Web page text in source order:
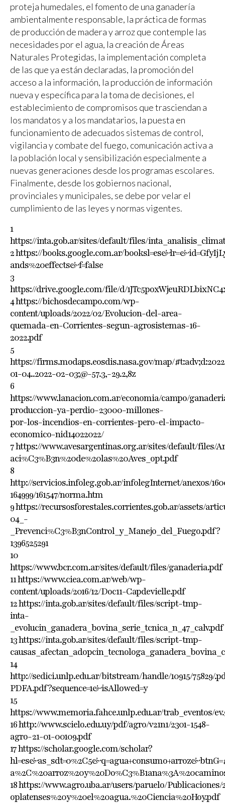
proteja humedales, el fomento de una ganadería
ambientalmente responsable, la práctica de formas
de producción de madera y arroz que contemple las
necesidades por el agua, la creación de Áreas
Naturales Protegidas, la implementación completa
de las que ya están declaradas, la promoción del
acceso a la información, la producción de información
nueva y específica para la toma de decisiones, el
establecimiento de compromisos que trasciendan a
los mandatos y a los mandatarios, la puesta en
funcionamiento de adecuados sistemas de control,
vigilancia y combate del fuego, comunicación activa a
la población local y sensibilización especialmente a
nuevas generaciones desde los programas escolares.
Finalmente, desde los gobiernos nacional,
provinciales y municipales, se debe por velar el
cumplimiento de las leyes y normas vigentes.
1
https://inta.gob.ar/sites/default/files/
2 https://books.google.com.ar/
ands%20effects&f=false
3
https://drive.google.com/file/d/
4 https://bichosdecampo.com/wp-
content/uploads/2022/02/Evolucion-del-area-
quemada-en-Corrientes-segun-agrosistemas-16-
2022.pdf
5
https://firms.modaps.eosdis.nasa.gov/map/
01-04..2022-02-03;@-57.3,-29.2,8z
6
https://www.lanacion.com.ar/economia/campo/
produccion-ya-perdio-23000-millones-
por-los-incendios-en-corrientes-pero-el-impacto-
economico-nid14022022/
7 https://www.avesargentinas.org.ar/sites/default/files/
aci%C3%B3n%20de%20las%20Aves_opt.pdf
8
http://servicios.infoleg.gob.ar/infolegInternet/anexos/
164999/161547/norma.htm
9 https://recursosforestales.corrientes.gob.ar/assets/
04_-
_Prevenci%C3%B3nControl_y_Manejo_del_Fuego.pdf?
1396525291
10
https://www.bcr.com.ar/sites/default/files/ganaderia.pdf
11 https://www.ciea.com.ar/web/wp-
content/uploads/2016/12/Doc11-Capdevielle.pdf
12 https://inta.gob.ar/sites/default/files/script-tmp-
inta-
_evolucin_ganadera_bovina_serie_tcnica_n_47_calv.pdf
13 https://inta.gob.ar/sites/default/files/script-tmp-
14
http://sedici.unlp.edu.ar/bitstream/handle/10915/75829/
PDFA.pdf?sequence=1&isAllowed=y
15
https://www.memoria.fahce.unlp.edu.ar/trab_eventos/
16 http://www.scielo.edu.uy/pdf/agro/v21n1/2301-1548-
agro-21-01-00109.pdf
17 https://scholar.google.com/scholar?
18 https://www.agro.uba.ar/users/paruelo/Publicaciones/
oplatenses%20y%20el%20agua.%20Ciencia%20Hoy.pdf